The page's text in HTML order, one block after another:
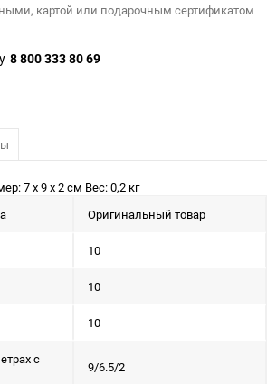
картой или подарочным сертификатом
8 800 333 80 69
7 х 9 х 2 см Вес: 0,2 кг
Оригинальный товар
10
10
10
с
9/6.5/2